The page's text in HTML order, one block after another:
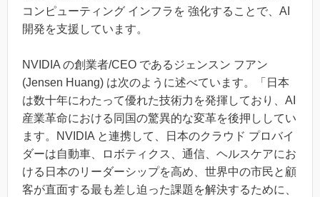
コンピューティング インフラを 強化することで、AI
開発を支援しています。
NVIDIA の創業者/CEO であるジェンスン フアン
(Jensen Huang) は次のように述べています。「日本
は数十年にわたって優れた技術力を発揮しており、AI
産業革命における同国の驚異的な変革を後押ししてい
ます。NVIDIA と連携して、日本のクラウド プロバイ
ダーは自動車、ロボティクス、通信、ヘルスケアにお
ける日本のリーダーシップを高め、世界中の市民と顧
客が直面する最も差し迫った課題を解決するために、